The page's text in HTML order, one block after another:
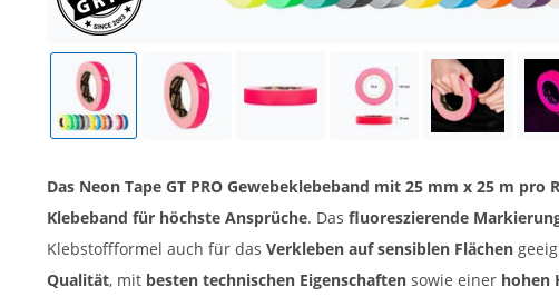
Das Neon Tape GT PRO Gewebeklebeband mit 25 mm x 25 m
Klebeband für höchste Ansprüche. Das fluoreszierende
Klebstoffformel auch für das Verkleben auf sensiblen Flächen
Qualität, mit besten technischen Eigenschaften sowie einer hohen